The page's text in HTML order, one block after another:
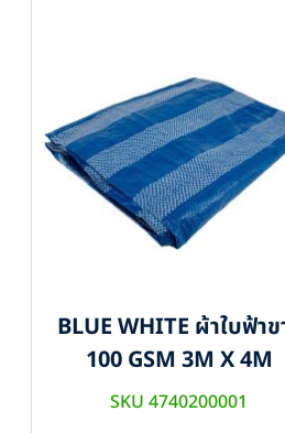
BLUE WHITE ผ้าใบฟ้าข
100 GSM 3M X 4M
SKU 4740200001